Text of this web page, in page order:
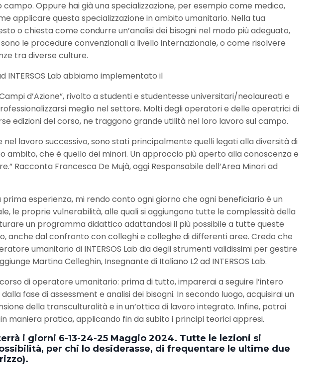
Oppure hai già una specializzazione, per esempio come medico,
applicare questa specializzazione in ambito umanitario. Nella tua
o chiesta come condurre un’analisi dei bisogni nel modo più adeguato,
le procedure convenzionali a livello internazionale, o come risolvere
tra diverse culture.
Lab abbiamo implementato il
d’Azione”, rivolto a studenti e studentesse universitari/neolaureati e
meglio nel settore. Molti degli operatori e delle operatrici di
edizioni del corso, ne traggono grande utilità nel loro lavoro sul campo.
nel lavoro successivo, sono stati principalmente quelli legati alla diversità di
che è quello dei minori. Un approccio più aperto alla conoscenza e
Racconta Francesca De Mujà, oggi Responsabile dell’Area Minori ad
prima esperienza, mi rendo conto ogni giorno che ogni beneficiario è un
le proprie vulnerabilità, alle quali si aggiungono tutte le complessità della
un programma didattico adattandosi il più possibile a tutte queste
anche dal confronto con colleghi e colleghe di differenti aree. Credo che
umanitario di INTERSOS Lab dia degli strumenti validissimi per gestire
Martina Celleghin, Insegnante di Italiano L2 ad INTERSOS Lab.
di operatore umanitario: prima di tutto, imparerai a seguire l’intero
fase di assessment e analisi dei bisogni. In secondo luogo, acquisirai un
della transculturalità e in un’ottica di lavoro integrato. Infine, potrai
maniera pratica, applicando fin da subito i principi teorici appresi.
i giorni 6-13-24-25 Maggio 2024. Tutte le lezioni si
per chi lo desiderasse, di frequentare le ultime due